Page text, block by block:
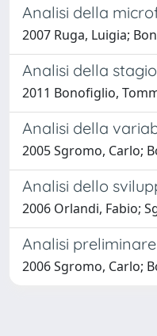
Analisi della
2007 Ruga, Luigia;
Analisi della
2011 Bonofiglio,
Analisi della
2005 Sgromo, Carlo;
Analisi dello
2006 Orlandi, Fabio;
Analisi
2006 Sgromo, Carlo;